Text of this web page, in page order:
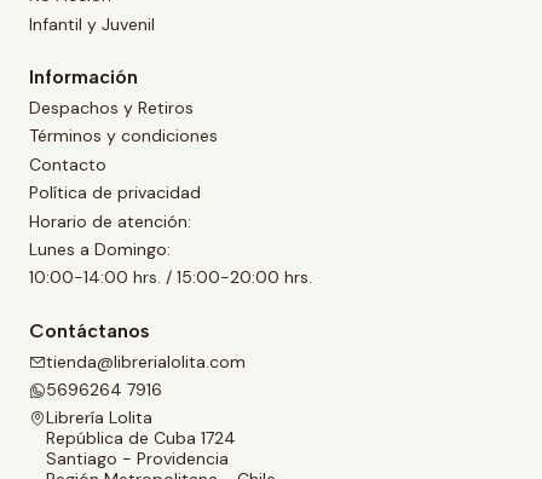
Infantil y Juvenil
Información
Despachos y Retiros
Términos y condiciones
Contacto
Política de privacidad
Horario de atención:
Lunes a Domingo:
10:00-14:00 hrs. / 15:00-20:00 hrs.
Contáctanos
tienda@librerialolita.com
5696264 7916
Librería Lolita
República de Cuba 1724
Santiago - Providencia